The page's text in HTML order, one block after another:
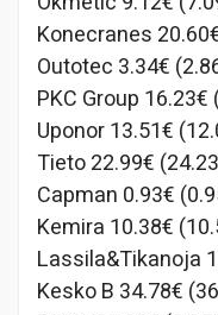
Konecranes
Outotec 3.34€
PKC Group
Uponor 13.51€
Tieto 22.99€
Capman 0.93€
Kemira 10.38€
Lassila&Tikanoja
Kesko B 34.78€